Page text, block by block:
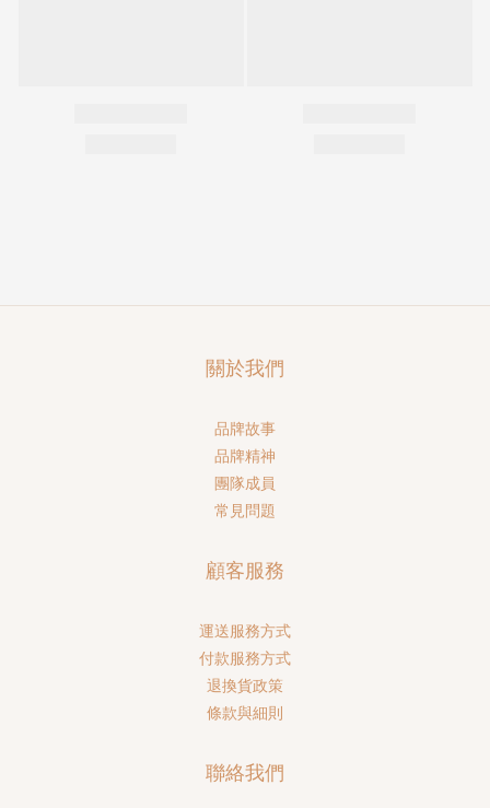
關於我們
品牌故事
品牌精神
團隊成員
常見問題
顧客服務
運送服務方式
付款服務方式
退換貨政策
條款與細則
聯絡我們